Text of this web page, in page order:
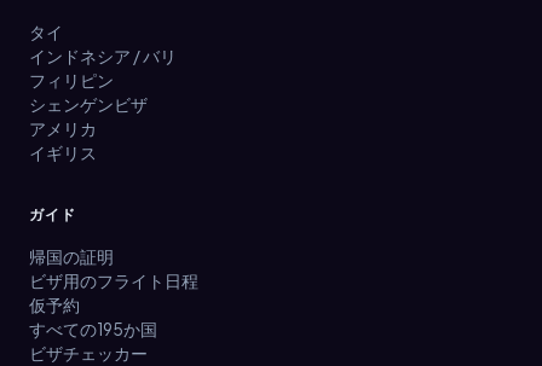
タイ
インドネシア / バリ
フィリピン
シェンゲンビザ
アメリカ
イギリス
ガイド
帰国の証明
ビザ用のフライト日程
仮予約
すべての195か国
ビザチェッカー